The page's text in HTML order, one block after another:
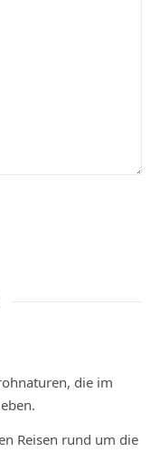
die im
Reisen rund um die